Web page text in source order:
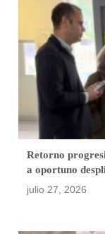
Retorno
a oportuno
julio 27, 2026